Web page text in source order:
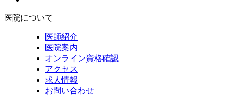
医院について
医師紹介
医院案内
オンライン資格確認
アクセス
求人情報
お問い合わせ